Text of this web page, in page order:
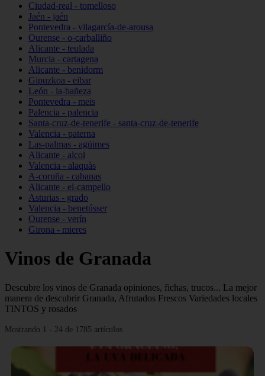
Ciudad-real - tomelloso
Jaén - jaén
Pontevedra - vilagarcía-de-arousa
Ourense - o-carballiño
Alicante - teulada
Murcia - cartagena
Alicante - benidorm
Gipuzkoa - eibar
León - la-bañeza
Pontevedra - meis
Palencia - palencia
Santa-cruz-de-tenerife - santa-cruz-de-tenerife
Valencia - paterna
Las-palmas - agüimes
Alicante - alcoi
Valencia - alaquàs
A-coruña - cabanas
Alicante - el-campello
Asturias - grado
Valencia - benetússer
Ourense - verín
Girona - mieres
Vinos de Granada
Descubre los vinos de Granada opiniones, fichas, trucos... La mejor
manera de descubrir Granada, Afrutados Frescos Variedades locales
TINTOS y rosados
Mostrando 1 - 24 de 1785 artículos